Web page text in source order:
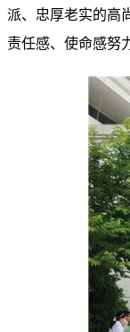
派、忠厚老实的高
责任感、使命感努